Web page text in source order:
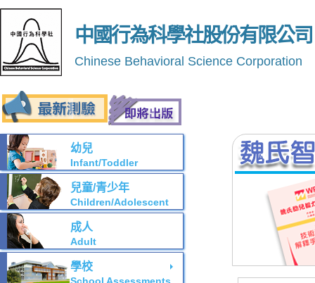
中國行為科學社股份有限公司
Chinese Behavioral Science Corporation
幼兒
Infant/Toddler
兒童/青少年
Children/Adolescent
成人
Adult
學校